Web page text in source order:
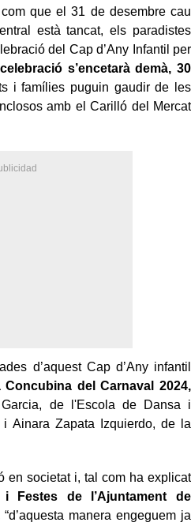
que el 31 de desembre cau
està tancat, els paradistes
del Cap d’Any Infantil per
s’encetarà demà, 30
i famílies puguin gaudir de les
amb el Carilló del Mercat
d’aquest Cap d’Any infantil
del Carnaval 2024,
de l'Escola de Dansa i
i Ainara Zapata Izquierdo, de la
en societat i, tal com ha explicat
Festes de l’Ajuntament de
“d’aquesta manera engeguem ja